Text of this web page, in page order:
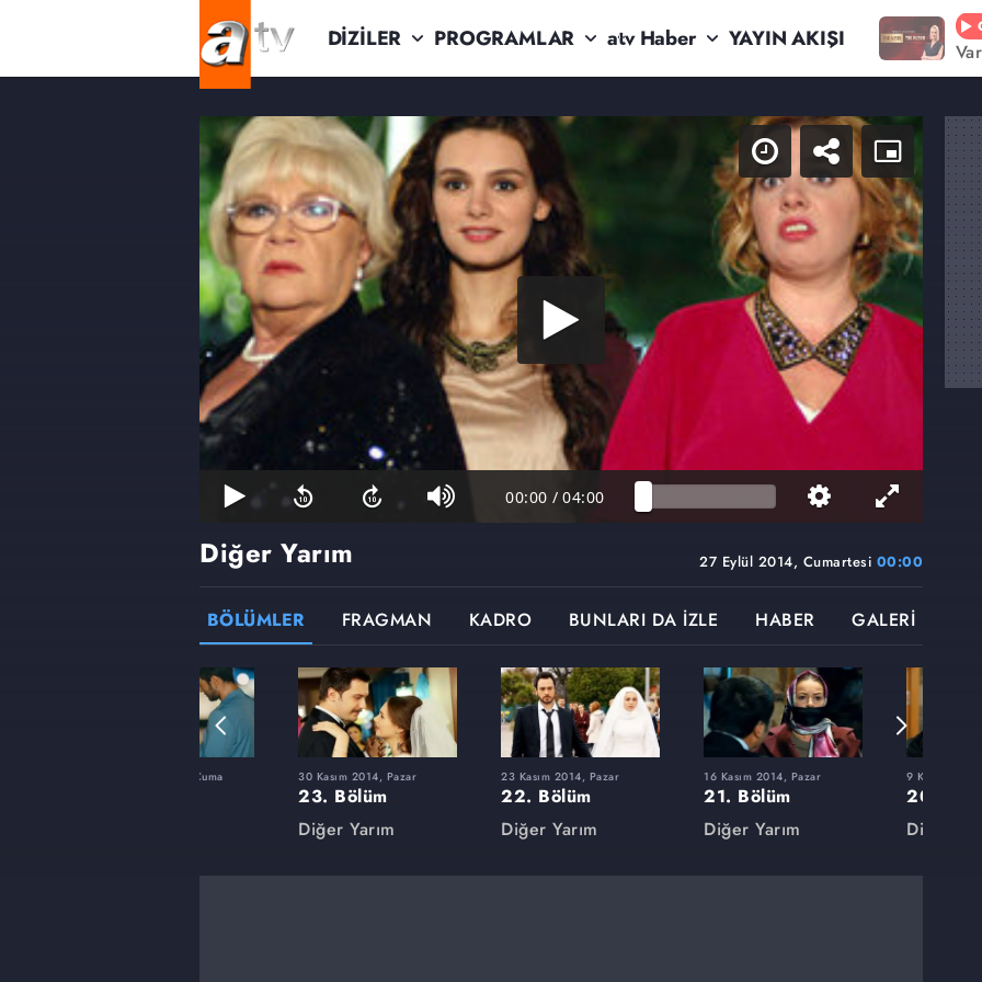
DİZİLER PROGRAMLAR atv Haber YAYIN AKIŞI
00:00 / 04:00
27 Eylül 2014, Cumartesi 00:00
Diğer Yarım
BÖLÜMLER FRAGMAN KADRO BUNLARI DA İZLE HABER GALERİ
15 Ağustos 2014, Cuma 30 Kasım 2014, Pazar
23. Bölüm
Diğer Yarım
23 Kasım 2014, Pazar
22. Bölüm
Diğer Yarım
16 Kasım 2014, Pazar
21. Bölüm
Diğer Yarım
9 Kasım 2014,
20.
Diğer